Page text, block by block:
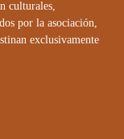
culturales,
por la asociación,
exclusivamente